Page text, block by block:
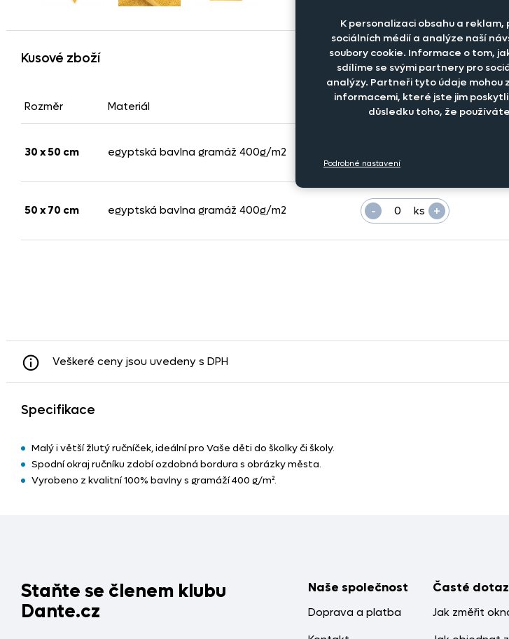
Kusové zboží
Rozměr Materiál Počet kusů
30 x 50 cm egyptská bavlna gramáž 400g/m2
50 x 70 cm egyptská bavlna gramáž 400g/m2 ks +
-
Veškeré ceny jsou uvedeny s DPH
Specifikace
Malý i větší žlutý ručníček, ideální pro Vaše děti do školky či školy.
Spodní okraj ručníku zdobí ozdobná bordura s obrázky města.
Vyrobeno z kvalitní 100% bavlny s gramáží 400 g/m².
Staňte se členem klubu
Dante.cz
Naše společnost
Doprava a platba
Časté
Jak změřit
K personalizaci obsahu a
sociálních médií a analýze naší
soubory cookie. Informace o tom,
sdílíme se svými partnery pro
analýzy. Partneři tyto údaje mohou
informacemi, které jste jim
důsledku toho, že
Podrobné nastavení